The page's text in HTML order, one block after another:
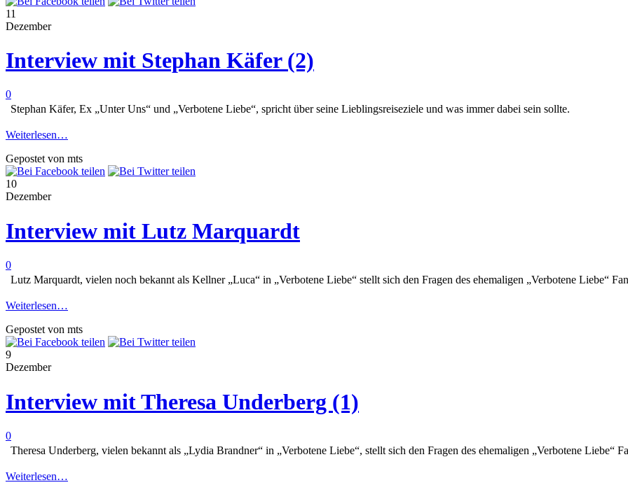
11
Dezember
Interview mit Stephan Käfer (2)
0
Stephan Käfer, Ex „Unter Uns“ und „Verbotene Liebe“, spricht über seine Lieblingsreiseziele und was immer dabei sein sollte.
Weiterlesen…
Gepostet von mts
10
Dezember
Interview mit Lutz Marquardt
0
Lutz Marquardt, vielen noch bekannt als Kellner „Luca“ in „Verbotene Liebe“ stellt sich den Fragen des ehemaligen „Verbotene Liebe“
Weiterlesen…
Gepostet von mts
9
Dezember
Interview mit Theresa Underberg (1)
0
Theresa Underberg, vielen bekannt als „Lydia Brandner“ in „Verbotene Liebe“, stellt sich den Fragen des ehemaligen „Verbotene Liebe“
Weiterlesen…